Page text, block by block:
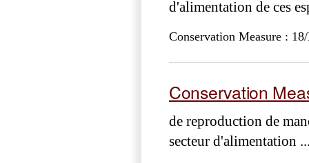
d'alimentation de ces
Conservation Measure :
Conservation
de reproduction de
secteur d'alimentation